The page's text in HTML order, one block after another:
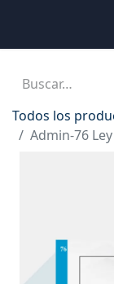
Todos los
Admin-76